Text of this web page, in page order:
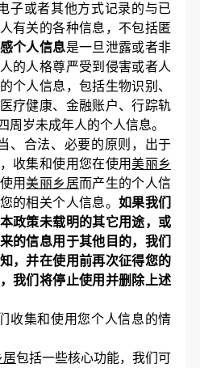
子或者其他方式记录的与已
有关的各种信息，不包括匿
个人信息是一旦泄露或者非
的人格尊严受到侵害或者人
个人信息，包括生物识别、
疗健康、金融账户、行踪轨
周岁未成年人的个人信息。
、合法、必要的原则，出于
收集和使用您在使用美丽乡
用美丽乡居而产生的个人信
的相关个人信息。如果我们
政策未载明的其它用途，或
的信息用于其他目的，我们
，并在使用前再次征得您的
我们将停止使用并删除上述
收集和使用您个人信息的情
居包括一些核心功能，我们可